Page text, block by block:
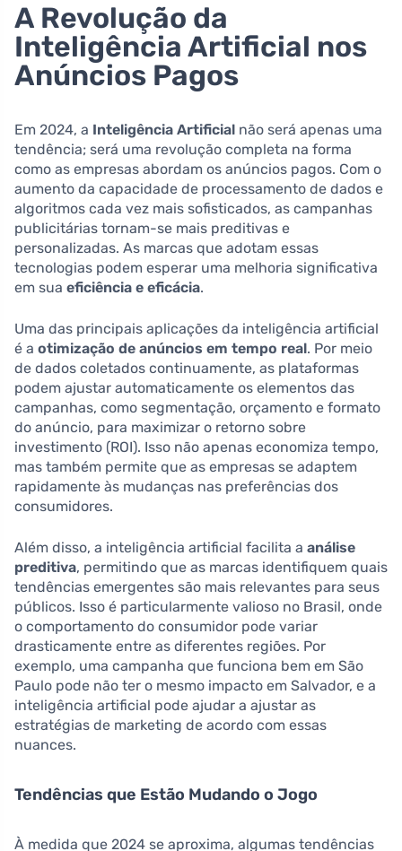
A Revolução da
Inteligência Artificial nos
Anúncios Pagos
Em 2024, a Inteligência Artificial não será apenas uma
tendência; será uma revolução completa na forma
como as empresas abordam os anúncios pagos. Com o
aumento da capacidade de processamento de dados e
algoritmos cada vez mais sofisticados, as campanhas
publicitárias tornam-se mais preditivas e
personalizadas. As marcas que adotam essas
tecnologias podem esperar uma melhoria significativa
em sua eficiência e eficácia.
Uma das principais aplicações da inteligência artificial
é a otimização de anúncios em tempo real. Por meio
de dados coletados continuamente, as plataformas
podem ajustar automaticamente os elementos das
campanhas, como segmentação, orçamento e formato
do anúncio, para maximizar o retorno sobre
investimento (ROI). Isso não apenas economiza tempo,
mas também permite que as empresas se adaptem
rapidamente às mudanças nas preferências dos
consumidores.
Além disso, a inteligência artificial facilita a análise
preditiva, permitindo que as marcas identifiquem quais
tendências emergentes são mais relevantes para seus
públicos. Isso é particularmente valioso no Brasil, onde
o comportamento do consumidor pode variar
drasticamente entre as diferentes regiões. Por
exemplo, uma campanha que funciona bem em São
Paulo pode não ter o mesmo impacto em Salvador, e a
inteligência artificial pode ajudar a ajustar as
estratégias de marketing de acordo com essas
nuances.
Tendências que Estão Mudando o Jogo
À medida que 2024 se aproxima, algumas tendências